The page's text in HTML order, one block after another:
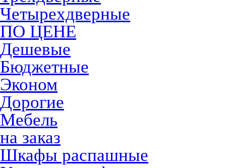
Четырехдверные
ПО ЦЕНЕ
Дешевые
Бюджетные
Эконом
Дорогие
Мебель
на заказ
Шкафы распашные